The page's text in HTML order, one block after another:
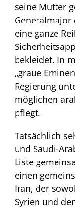
seine Mutter
Generalmajor
eine ganze
bekleidet. In
„graue
Regierung
möglichen
pflegt.
Tatsächlich
und Saudi-
Liste
einen
Iran, der
Syrien und